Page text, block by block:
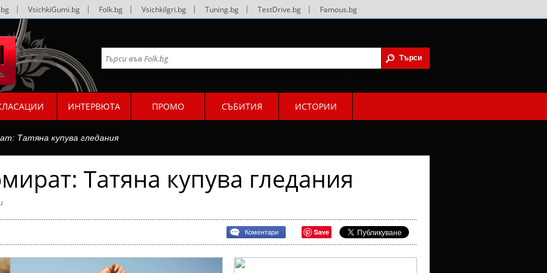
VsichkiGumi.bg Folk.bg VsichkiIgri.bg Tuning.bg TestDrive.bg Famous.bg
ИНТЕРВЮТА ПРОМО СЪБИТИЯ ИСТОРИИ
Татяна купува гледания
Татяна купува гледания
Коментари Save